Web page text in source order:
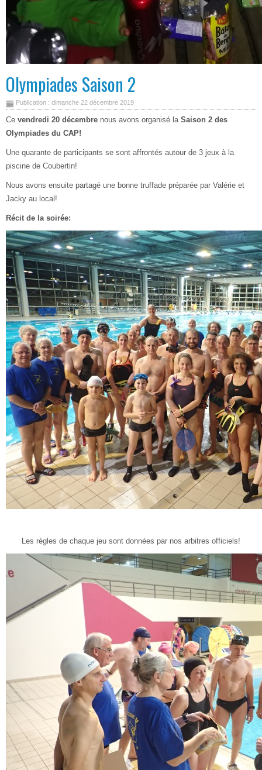
Olympiades Saison 2
Publication : dimanche 22 décembre 2019
Ce vendredi 20 décembre nous avons organisé la Saison 2 des
Olympiades du CAP!
Une quarante de participants se sont affrontés autour de 3 jeux à la
piscine de Coubertin!
Nous avons ensuite partagé une bonne truffade préparée par Valérie et
Jacky au local!
Récit de la soirée:
Les règles de chaque jeu sont données par nos arbitres officiels!